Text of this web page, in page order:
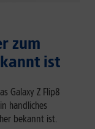
zum
ist
Galaxy Z Flip8
handliches
bekannt ist.